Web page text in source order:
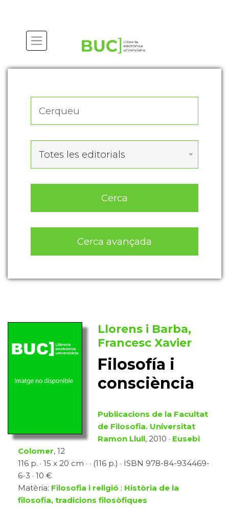
Totes les editorials
Cerca
Cerca avançada
Llorens i Barba,
Francesc Xavier
Filosofía i
consciència
Publicacions de la Facultat
de Filosofia. Universitat
Ramon Llull, 2010 · Eusebi
Colomer, 12
116 p. · 15 x 20 cm · · (116 p.) · ISBN 978-84-934469-
6-3 · 10 €
Matèria: Filosofia i religió : Història de la
filosofia, tradicions filosòfiques